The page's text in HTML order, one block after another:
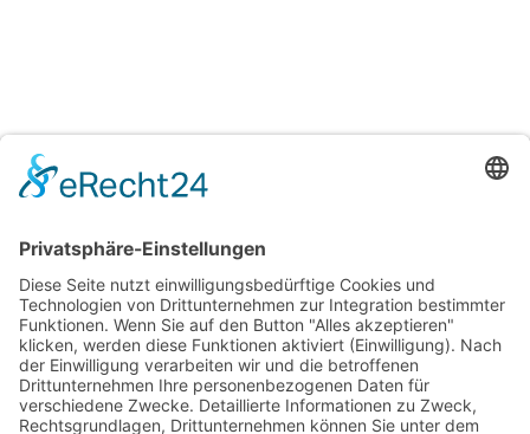
Spangendosen bunt matt
in gerundeter Optik –
Optionen wählen
Shop
Lieferbedingungen
AGB